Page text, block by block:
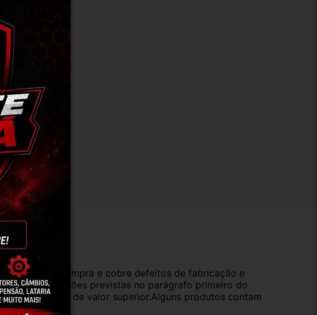
e Devolução
da data da compra e cobre defeitos de fabricação e
dentre as opções previstas no parágrafo primeiro do
produto de valor superior.Alguns produtos contam